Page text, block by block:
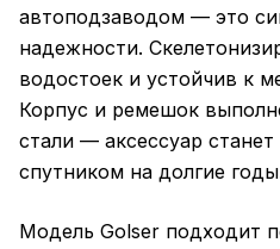
автоподзаводом — это
надежности.
водостоек и устойчив к
Корпус и ремешок
стали — аксессуар
спутником на долгие
Модель Golser подходит